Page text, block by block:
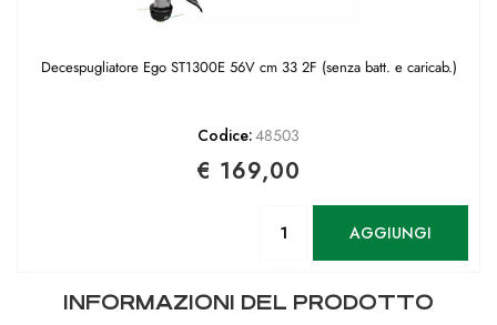
Decespugliatore Ego ST1300E 56V cm 33 2F (senza batt. e caricab.)
Codice:48503
€ 169,00
AGGIUNGI
INFORMAZIONI DEL PRODOTTO